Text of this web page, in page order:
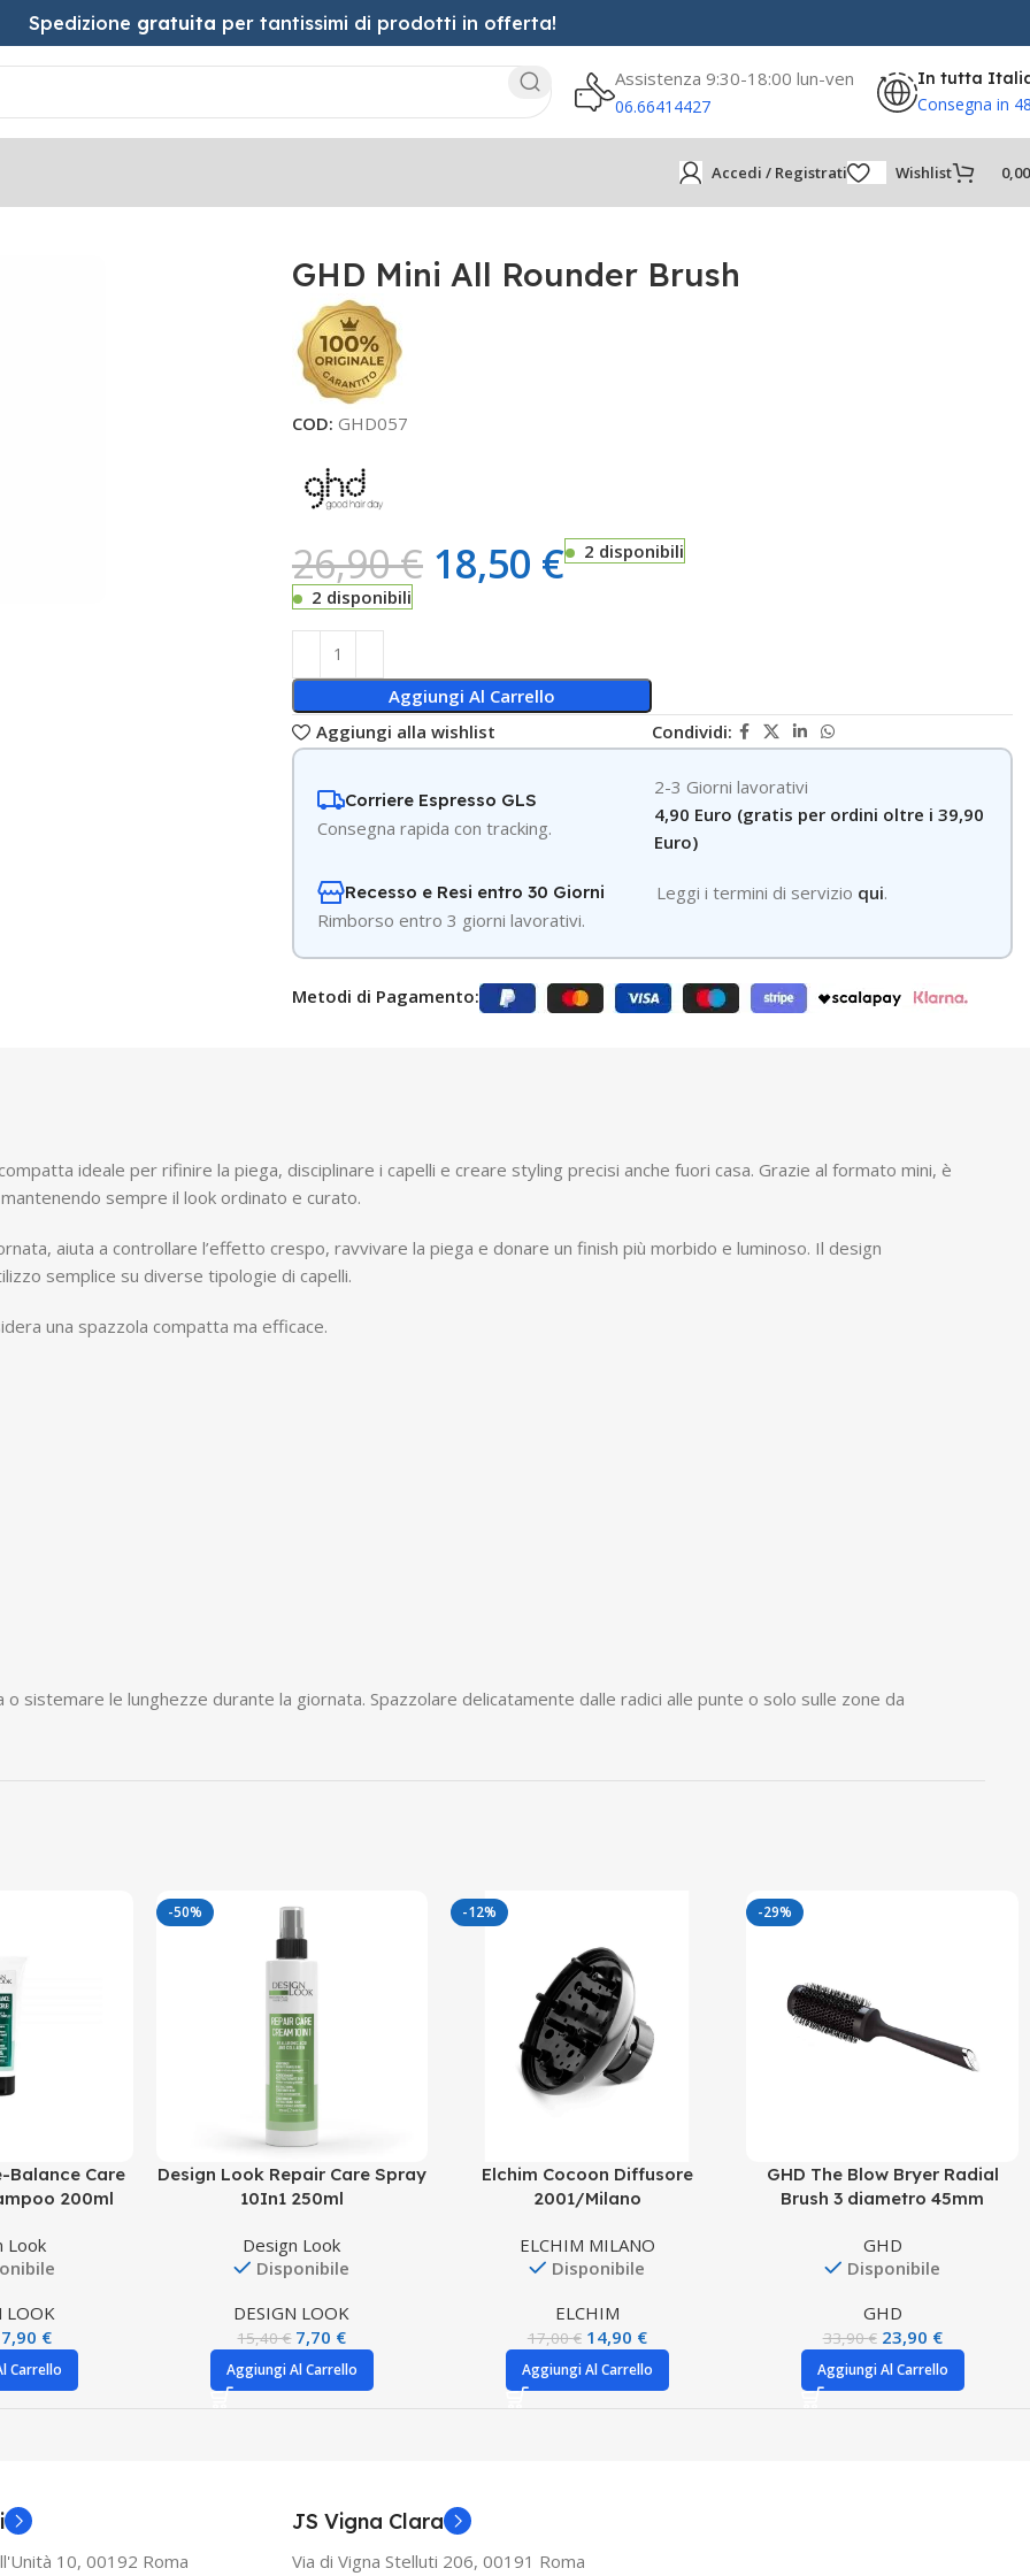
Spedizione gratuita per tantissimi di prodotti in offerta!
Assistenza 9:30-18:00 lun-ven
06.66414427
In tutta
Consegna in
Accedi / Registrati Wishlist
GHD Mini All Rounder Brush
COD: GHD057
26,90€ 18,50 €
2 disponibili
2 disponibili
Aggiungi Al Carrello
Aggiungi alla wishlist
Condividi:
Corriere Espresso GLS
Consegna rapida con tracking.
2-3 Giorni lavorativi
4,90 Euro (gratis per ordini oltre i 39,90
Euro)
Recesso e Resi entro 30 Giorni
Rimborso entro 3 giorni lavorativi.
Leggi i termini di servizio qui.
Metodi di Pagamento:
ideale per rifinire la piega, disciplinare i capelli e creare styling precisi anche fuori casa. Grazie al formato mini, è
sempre il look ordinato e curato.
aiuta a controllare l’effetto crespo, ravvivare la piega e donare un finish più morbido e luminoso. Il design
semplice su diverse tipologie di capelli.
una spazzola compatta ma efficace.
sistemare le lunghezze durante la giornata. Spazzolare delicatamente dalle radici alle punte o solo sulle zone da
Balance Care
200ml
Look
LOOK
7,90 €
Carrello
-50%
Design Look Repair Care Spray
10In1 250ml
Design Look
Disponibile
DESIGN LOOK
15,40€ 7,70 €
Aggiungi Al Carrello
-12%
Elchim Cocoon Diffusore
2001/Milano
ELCHIM MILANO
Disponibile
ELCHIM
17,00€ 14,90 €
Aggiungi Al Carrello
-29%
GHD The Blow Bryer Radial
Brush 3 diametro 45mm
GHD
Disponibile
GHD
33,90€ 23,90 €
Aggiungi Al Carrello
10, 00192 Roma
JS Vigna Clara
Via di Vigna Stelluti 206, 00191 Roma